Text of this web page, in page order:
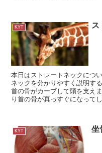
KYT ス
本日はストレートネックにつ
ネックを分かりやすく説明す
首の骨がカーブして頭を支え
り首の骨が真っすぐになって
KYT 坐